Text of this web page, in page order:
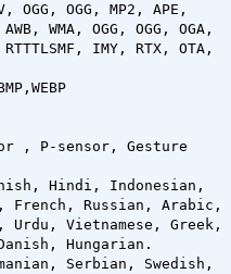
OGG, OGG, MP2, APE,
WMA, OGG, OGG, OGA,
IMY, RTX, OTA,
, P-sensor, Gesture
Hindi, Indonesian,
French, Russian, Arabic,
Vietnamese, Greek,
Hungarian.
Serbian, Swedish,